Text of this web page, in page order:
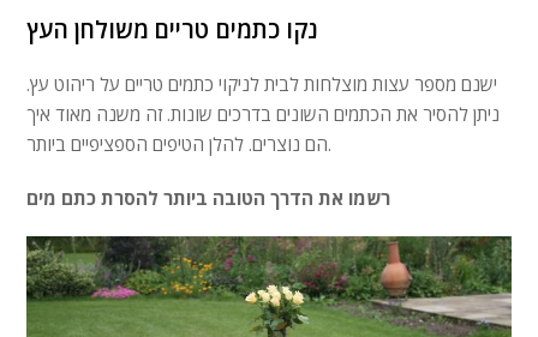
נקו כתמים טריים משולחן העץ
ישנם מספר עצות מוצלחות לבית לניקוי כתמים טריים על ריהוט עץ.
ניתן להסיר את הכתמים השונים בדרכים שונות. זה משנה מאוד איך
הם נוצרים. להלן הטיפים הספציפיים ביותר.